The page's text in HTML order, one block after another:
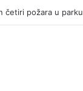
četiri požara u parku